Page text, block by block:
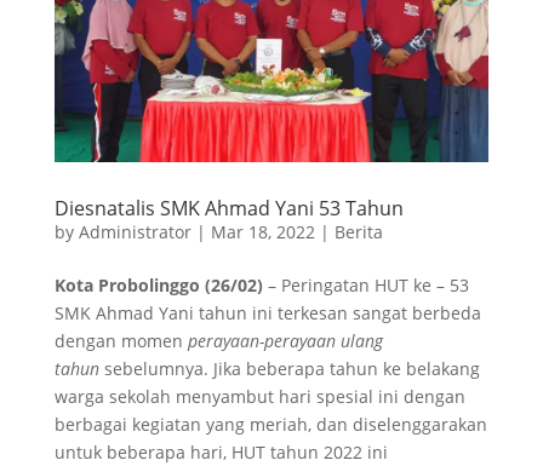
Diesnatalis SMK Ahmad Yani 53 Tahun
by Administrator| Mar 18, 2022| Berita
Kota Probolinggo (26/02) – Peringatan HUT ke – 53
SMK Ahmad Yani tahun ini terkesan sangat berbeda
dengan momen perayaan-perayaan ulang
tahunsebelumnya. Jika beberapa tahun ke belakang
warga sekolah menyambut hari spesial ini dengan
berbagai kegiatan yang meriah, dan diselenggarakan
untuk beberapa hari, HUT tahun 2022 ini